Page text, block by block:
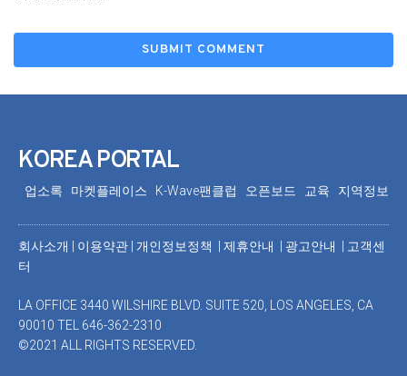
KOREA PORTAL
업소록 마켓플레이스 K-Wave팬클럽 오픈보드 교육 지역정보
회사소개 이용약관 개인정보정책 | 제휴안내 | 광고안내
고객센
터
LA OFFICE 3440 WILSHIRE BLVD. SUITE 520, LOS ANGELES, CA
90010 TEL 646-362-2310
©2021 ALL RIGHTS RESERVED.